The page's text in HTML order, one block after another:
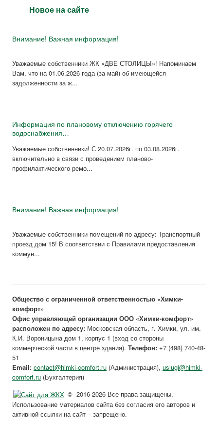
Новое на сайте
Внимание! Важная информация!
Уважаемые собственники ЖК «ДВЕ СТОЛИЦЫ»! Напоминаем
Вам, что на 01.06.2026 года (за май) об имеющейся
задолженности за ж...
Информация по плановому отключению горячего
водоснабжения…
Уважаемые собственники! С 20.07.2026г. по 03.08.2026г.
включительно в связи с проведением планово-
профилактического ремо...
Внимание! Важная информация!
Уважаемые собственники помещений по адресу: Транспортный
проезд дом 15! В соответствии с Правилами предоставления
коммун...
Общество с ограниченной ответственностью «Химки-
комфорт»
Офис управляющей организации ООО «Химки-комфорт»
расположен по адресу: Московская область, г. Химки, ул. им.
К.И. Вороницына дом 1, корпус 1 (вход со стороны
коммерческой части в центре здания). Телефон: +7 (498) 740-48-
51
Email: contact@himki-comfort.ru (Администрация), uslugi@himki-
comfort.ru (Бухгалтерия)
© 2016-2026 Все права защищены.
Использование материалов сайта без согласия его авторов и
активной ссылки на сайт – запрещено.